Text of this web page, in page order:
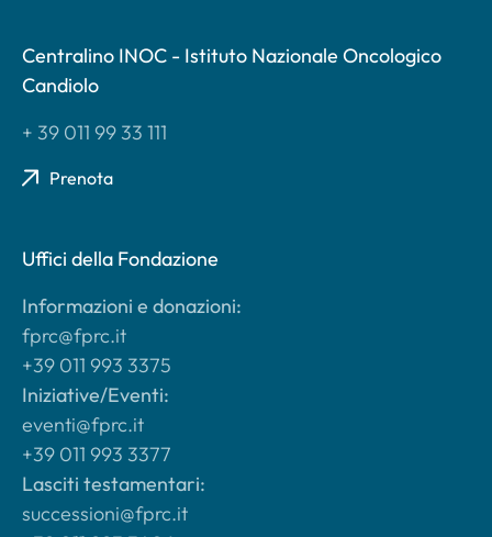
Centralino INOC - Istituto Nazionale Oncologico
Candiolo
+ 39 011 99 33 111
Prenota
Uffici della Fondazione
Informazioni e donazioni:
fprc@fprc.it
+39 011 993 3375
Iniziative/Eventi:
eventi@fprc.it
+39 011 993 3377
Lasciti testamentari:
successioni@fprc.it